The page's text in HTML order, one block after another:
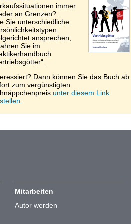
immer
an Grenzen?
Sie unterschiedliche
ansprechen,
Sie im
Dann können Sie das Buch ab
zum vergünstigten
unter diesem Link
Mitarbeiten
Autor werden